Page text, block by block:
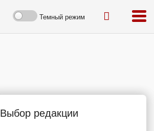
Темный режим
Выбор редакции